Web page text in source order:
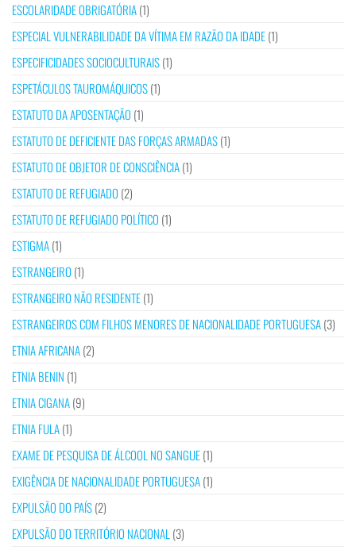
ESCOLARIDADE OBRIGATÓRIA(1)
ESPECIAL VULNERABILIDADE DA VÍTIMA EM RAZÃO DA IDADE(1)
ESPECIFICIDADES SOCIOCULTURAIS(1)
ESPETÁCULOS TAUROMÁQUICOS(1)
ESTATUTO DA APOSENTAÇÃO (1)
ESTATUTO DE DEFICIENTE DAS FORÇAS ARMADAS(1)
ESTATUTO DE OBJETOR DE CONSCIÊNCIA(1)
ESTATUTO DE REFUGIADO (2)
ESTATUTO DE REFUGIADO POLÍTICO (1)
ESTIGMA(1)
ESTRANGEIRO (1)
ESTRANGEIRO NÃO RESIDENTE(1)
ESTRANGEIROS COM FILHOS MENORES DE NACIONALIDADE PORTUGUESA(3)
ETNIA AFRICANA(2)
ETNIA BENIN (1)
ETNIA CIGANA(9)
ETNIA FULA(1)
EXAME DE PESQUISA DE ÁLCOOL NO SANGUE(1)
EXIGÊNCIA DE NACIONALIDADE PORTUGUESA(1)
EXPULSÃO DO PAÍS(2)
EXPULSÃO DO TERRITÓRIO NACIONAL (3)